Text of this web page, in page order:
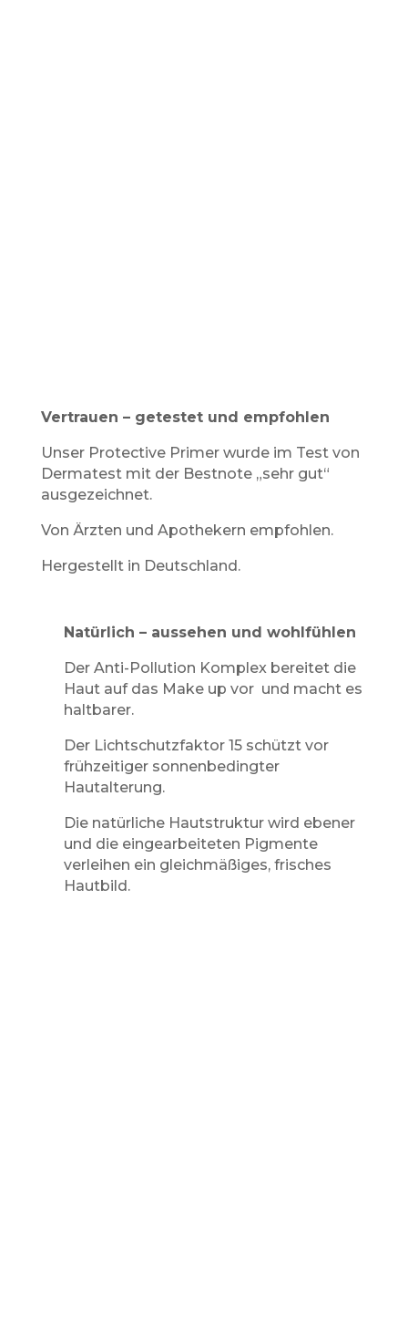
Vertrauen – getestet und empfohlen
Unser Protective Primer wurde im Test von
Dermatest mit der Bestnote „sehr gut“
ausgezeichnet.
Von Ärzten und Apothekern empfohlen.
Hergestellt in Deutschland.
Natürlich – aussehen und wohlfühlen
Der Anti-Pollution Komplex bereitet die
Haut auf das Make up vor und macht es
haltbarer.
Der Lichtschutzfaktor 15 schützt vor
frühzeitiger sonnenbedingter
Hautalterung.
Die natürliche Hautstruktur wird ebener
und die eingearbeiteten Pigmente
verleihen ein gleichmäßiges, frisches
Hautbild.